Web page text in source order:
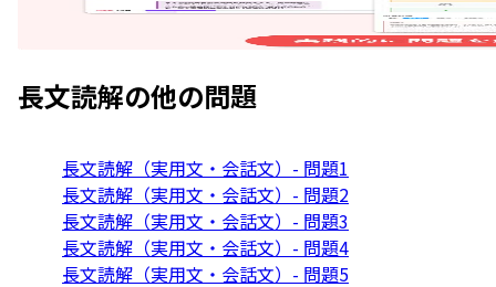
長文読解の他の問題
長文読解（実用文・会話文）- 問題1
長文読解（実用文・会話文）- 問題2
長文読解（実用文・会話文）- 問題3
長文読解（実用文・会話文）- 問題4
長文読解（実用文・会話文）- 問題5